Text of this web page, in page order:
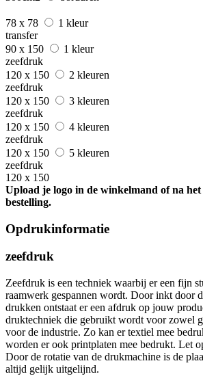
78 x 78
1 kleur
transfer
90 x 150
1 kleur
zeefdruk
120 x 150
2 kleuren
zeefdruk
120 x 150
3 kleuren
zeefdruk
120 x 150
4 kleuren
zeefdruk
120 x 150
5 kleuren
zeefdruk
120 x 150
Upload je logo in de winkelmand of na het
bestelling.
Opdrukinformatie
zeefdruk
Zeefdruk is een techniek waarbij er een fijn
raamwerk gespannen wordt. Door inkt door
drukken ontstaat er een afdruk op jouw
druktechniek die gebruikt wordt voor zowel
voor de industrie. Zo kan er textiel mee
worden er ook printplaten mee bedrukt. Let
Door de rotatie van de drukmachine is de
altijd gelijk uitgelijnd.